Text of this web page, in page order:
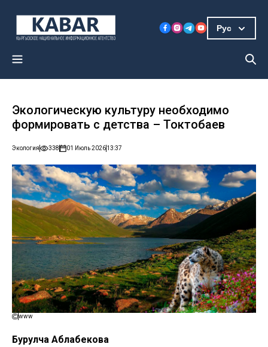
Рус
Экологическую культуру необходимо
формировать с детства – Токтобаев
Экология 338 01 Июль 202613:37
www
Бурулча Аблабекова